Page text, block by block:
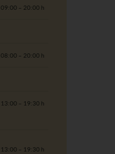
09:00 – 20:00 h
08:00 – 20:00 h
13:00 – 19:30 h
13:00 – 19:30 h